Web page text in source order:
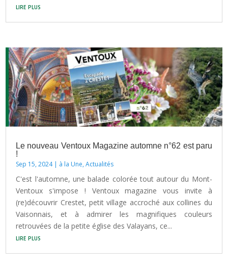
lire plus
Le nouveau Ventoux Magazine automne n°62 est paru
!
Sep 15, 2024| à la Une,Actualités
C'est l'automne, une balade colorée tout autour du Mont-
Ventoux s'impose ! Ventoux magazine vous invite à
(re)découvrir Crestet, petit village accroché aux collines du
Vaisonnais, et à admirer les magnifiques couleurs
retrouvées de la petite église des Valayans, ce...
lire plus